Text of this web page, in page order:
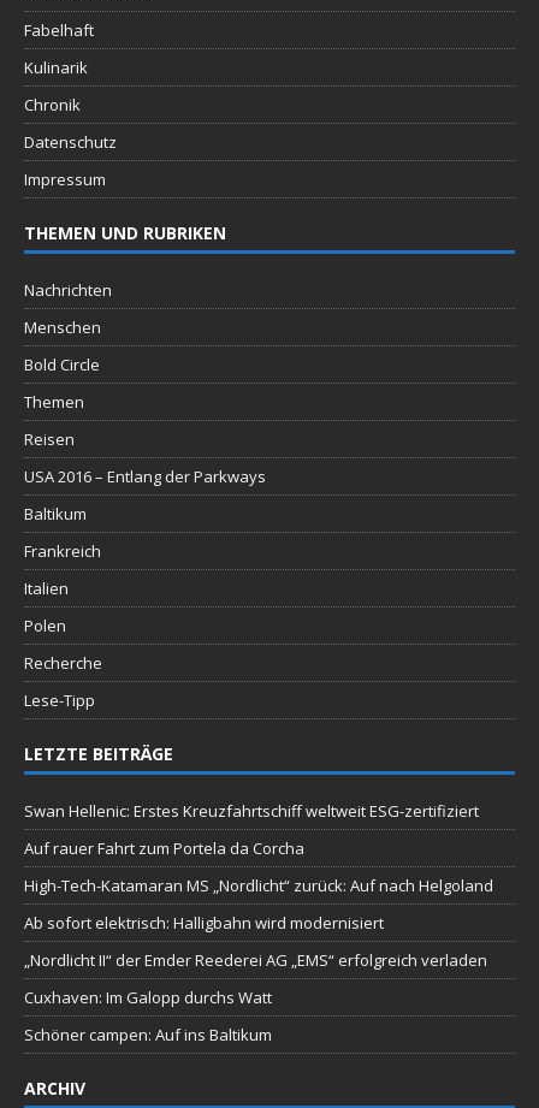
Fabelhaft
Kulinarik
Chronik
Datenschutz
Impressum
THEMEN UND RUBRIKEN
Nachrichten
Menschen
Bold Circle
Themen
Reisen
USA 2016 – Entlang der Parkways
Baltikum
Frankreich
Italien
Polen
Recherche
Lese-Tipp
LETZTE BEITRÄGE
Swan Hellenic: Erstes Kreuzfahrtschiff weltweit ESG-zertifiziert
Auf rauer Fahrt zum Portela da Corcha
High-Tech-Katamaran MS „Nordlicht“ zurück: Auf nach Helgoland
Ab sofort elektrisch: Halligbahn wird modernisiert
„Nordlicht II“ der Emder Reederei AG „EMS“ erfolgreich verladen
Cuxhaven: Im Galopp durchs Watt
Schöner campen: Auf ins Baltikum
ARCHIV